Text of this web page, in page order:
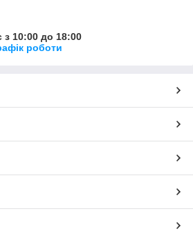
з 10:00 до 18:00
роботи